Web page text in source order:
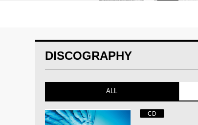
DISCOGRAPHY
ALL
CD